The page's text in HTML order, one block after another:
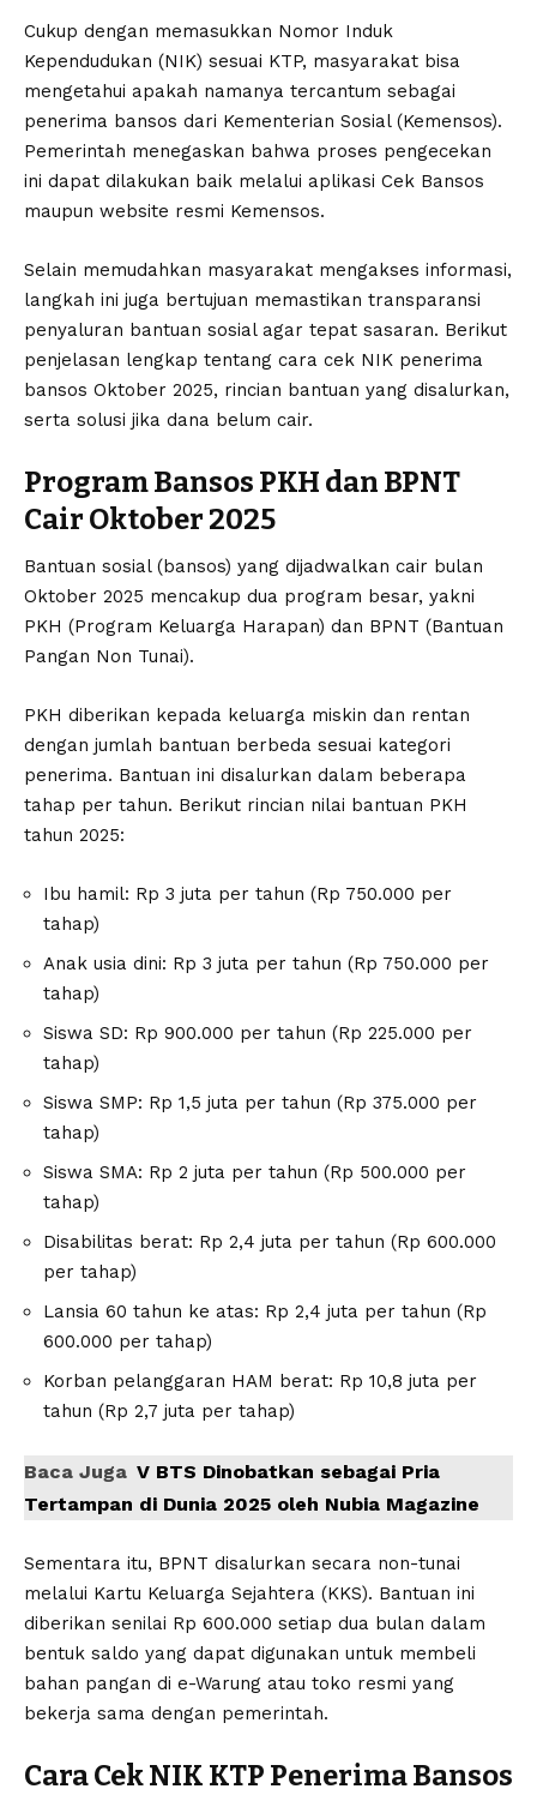
Cukup dengan memasukkan Nomor Induk
Kependudukan (NIK) sesuai KTP, masyarakat bisa
mengetahui apakah namanya tercantum sebagai
penerima bansos dari Kementerian Sosial (Kemensos).
Pemerintah menegaskan bahwa proses pengecekan
ini dapat dilakukan baik melalui aplikasi Cek Bansos
maupun website resmi Kemensos.
Selain memudahkan masyarakat mengakses informasi,
langkah ini juga bertujuan memastikan transparansi
penyaluran bantuan sosial agar tepat sasaran. Berikut
penjelasan lengkap tentang cara cek NIK penerima
bansos Oktober 2025, rincian bantuan yang disalurkan,
serta solusi jika dana belum cair.
Program Bansos PKH dan BPNT
Cair Oktober 2025
Bantuan sosial (bansos) yang dijadwalkan cair bulan
Oktober 2025 mencakup dua program besar, yakni
PKH (Program Keluarga Harapan) dan BPNT (Bantuan
Pangan Non Tunai).
PKH diberikan kepada keluarga miskin dan rentan
dengan jumlah bantuan berbeda sesuai kategori
penerima. Bantuan ini disalurkan dalam beberapa
tahap per tahun. Berikut rincian nilai bantuan PKH
tahun 2025:
Ibu hamil: Rp 3 juta per tahun (Rp 750.000 per
tahap)
Anak usia dini: Rp 3 juta per tahun (Rp 750.000 per
tahap)
Siswa SD: Rp 900.000 per tahun (Rp 225.000 per
tahap)
Siswa SMP: Rp 1,5 juta per tahun (Rp 375.000 per
tahap)
Siswa SMA: Rp 2 juta per tahun (Rp 500.000 per
tahap)
Disabilitas berat: Rp 2,4 juta per tahun (Rp 600.000
per tahap)
Lansia 60 tahun ke atas: Rp 2,4 juta per tahun (Rp
600.000 per tahap)
Korban pelanggaran HAM berat: Rp 10,8 juta per
tahun (Rp 2,7 juta per tahap)
Baca Juga V BTS Dinobatkan sebagai Pria
Tertampan di Dunia 2025 oleh Nubia Magazine
Sementara itu, BPNT disalurkan secara non-tunai
melalui Kartu Keluarga Sejahtera (KKS). Bantuan ini
diberikan senilai Rp 600.000 setiap dua bulan dalam
bentuk saldo yang dapat digunakan untuk membeli
bahan pangan di e-Warung atau toko resmi yang
bekerja sama dengan pemerintah.
Cara Cek NIK KTP Penerima Bansos